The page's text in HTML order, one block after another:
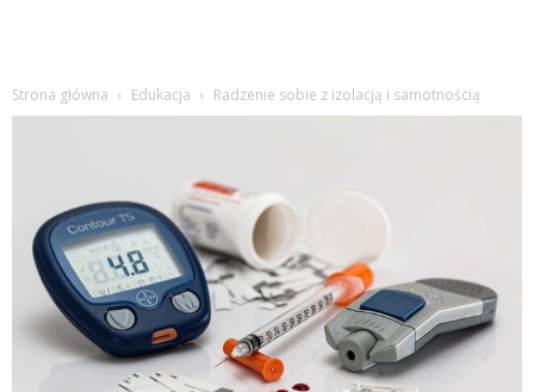
Strona główna Edukacja Radzenie sobie z izolacją i samotnością